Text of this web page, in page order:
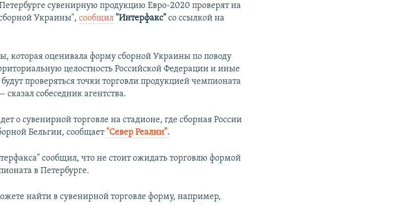
сувенирную продукцию Евро-2020 проверят на
Украины",сообщил "Интерфакс" со ссылкой на
которая оценивала форму сборной Украины по поводу
целостность Российской Федерации и иные
проверяться точки торговли продукцией чемпионата
собеседник агентства.
о сувенирной торговле на стадионе, где сборная России
Бельгии, сообщает "Север Реалии".
сообщил, что не стоит ожидать торговлю формой
в Петербурге.
найти в сувенирной торговле форму, например,